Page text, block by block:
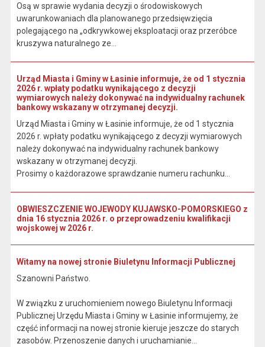
Osą w sprawie wydania decyzji o środowiskowych
uwarunkowaniach dla planowanego przedsięwzięcia
polegającego na „odkrywkowej eksploatacji oraz przeróbce
kruszywa naturalnego ze...
Urząd Miasta i Gminy w Łasinie informuje, że od 1 stycznia
2026 r. wpłaty podatku wynikającego z decyzji
wymiarowych należy dokonywać na indywidualny rachunek
bankowy wskazany w otrzymanej decyzji.
Urząd Miasta i Gminy w Łasinie informuje, że od 1 stycznia
2026 r. wpłaty podatku wynikającego z decyzji wymiarowych
należy dokonywać na indywidualny rachunek bankowy
wskazany w otrzymanej decyzji.
Prosimy o każdorazowe sprawdzanie numeru rachunku...
OBWIESZCZENIE WOJEWODY KUJAWSKO-POMORSKIEGO z
dnia 16 stycznia 2026 r. o przeprowadzeniu kwalifikacji
wojskowej w 2026 r.
Witamy na nowej stronie Biuletynu Informacji Publicznej
Szanowni Państwo.
W związku z uruchomieniem nowego Biuletynu Informacji
Publicznej Urzędu Miasta i Gminy w Łasinie informujemy, że
część informacji na nowej stronie kieruje jeszcze do starych
zasobów. Przenoszenie danych i uruchamianie...